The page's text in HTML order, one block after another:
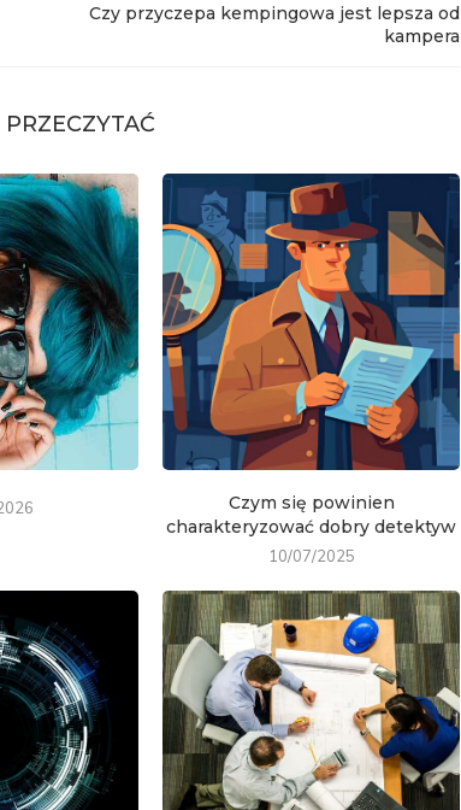
Czy przyczepa kempingowa jest lepsza od
kampera
Czym się powinien
charakteryzować dobry detektyw
10/07/2025